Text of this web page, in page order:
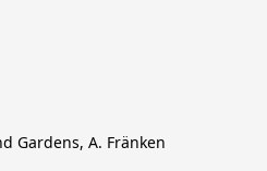
Gardens, A. Fränken